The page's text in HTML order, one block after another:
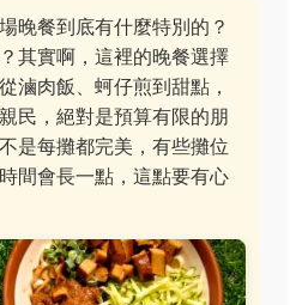
晚餐到底有什麼特別的？
其實啊，這裡的晚餐選擇
滷肉飯、蚵仔煎到甜點，
民，絕對是預算有限的朋
是每攤都完美，有些攤位
間會長一點，這點要有心